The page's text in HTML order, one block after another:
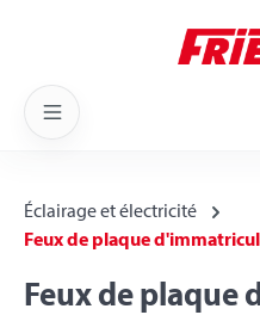
Éclairage et électricité
Feux de plaque
Feux de plaque